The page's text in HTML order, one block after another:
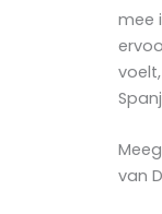
mee
van